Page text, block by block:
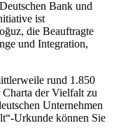
Bank und
ist
die Beauftragte
und Integration,
rund 1.850
der Vielfalt zu
Unternehmen
Urkunde können Sie